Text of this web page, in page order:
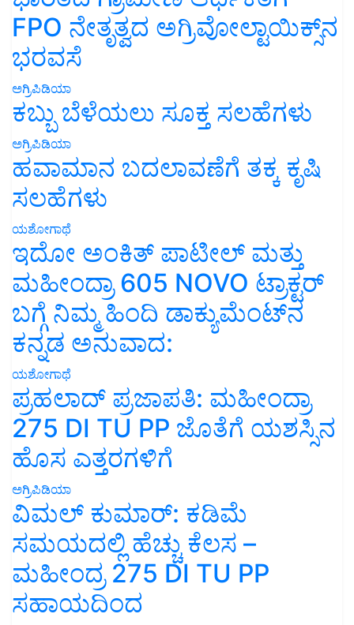
FPO ನೇತೃತ್ವದ ಅಗ್ರಿವೋಲ್ಟಾಯಿಕ್ಸ್‌ನ
ಭರವಸೆ
ಅಗ್ರಿಪಿಡಿಯಾ
ಕಬ್ಬು ಬೆಳೆಯಲು ಸೂಕ್ತ ಸಲಹೆಗಳು
ಅಗ್ರಿಪಿಡಿಯಾ
ಹವಾಮಾನ ಬದಲಾವಣೆಗೆ ತಕ್ಕ ಕೃಷಿ
ಸಲಹೆಗಳು
ಯಶೋಗಾಥೆ
ಇದೋ ಅಂಕಿತ್ ಪಾಟೀಲ್ ಮತ್ತು
ಮಹೀಂದ್ರಾ 605 NOVO ಟ್ರಾಕ್ಟರ್
ಬಗ್ಗೆ ನಿಮ್ಮ ಹಿಂದಿ ಡಾಕ್ಯುಮೆಂಟ್‌ನ
ಕನ್ನಡ ಅನುವಾದ:
ಯಶೋಗಾಥೆ
ಪ್ರಹಲಾದ್ ಪ್ರಜಾಪತಿ: ಮಹೀಂದ್ರಾ
275 DI TU PP ಜೊತೆಗೆ ಯಶಸ್ಸಿನ
ಹೊಸ ಎತ್ತರಗಳಿಗೆ
ಅಗ್ರಿಪಿಡಿಯಾ
ವಿಮಲ್ ಕುಮಾರ್: ಕಡಿಮೆ
ಸಮಯದಲ್ಲಿ ಹೆಚ್ಚು ಕೆಲಸ –
ಮಹೀಂದ್ರ 275 DI TU PP
ಸಹಾಯದಿಂದ